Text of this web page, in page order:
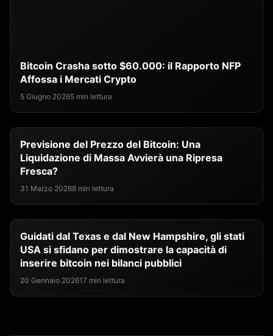
Bitcoin Crasha sotto $60.000: il Rapporto NFP
Affossa i Mercati Crypto
5 Giugno 20265 min lettura
Previsione del Prezzo del Bitcoin: Una
Liquidazione di Massa Avvierà una Ripresa
Fresca?
31 Marzo 20268 min lettura
Guidati dal Texas e dal New Hampshire, gli stati
USA si sfidano per dimostrare la capacità di
inserire bitcoin nei bilanci pubblici
20 Gennaio 202617 min lettura